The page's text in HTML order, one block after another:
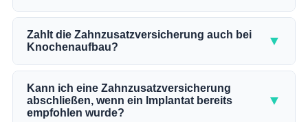
Ein einzelnes Zahnimplantat kostet je nach Aufwand
zwischen 2.500 und 5.500 Euro. Ohne
Zahnzusatzversicherung erhalten Sie von der
gesetzlichen Kasse nur den Festzuschuss von 553
bis 691 Euro, abhängig vom Bonusheft.
Mit einer Zahnzusatzversicherung, die 90 Prozent
Zahlt die Zahnzusatzversicherung auch bei
Knochenaufbau?
▼
Viele Tarife erstatten Knochenaufbau zum gleichen
Satz wie Implantate. Das zahnärztliche Honorar für
einen Knochenaufbau liegt laut GOZ zwischen 348
Kann ich eine Zahnzusatzversicherung
abschließen, wenn ein Implantat bereits
empfohlen wurde?
▼